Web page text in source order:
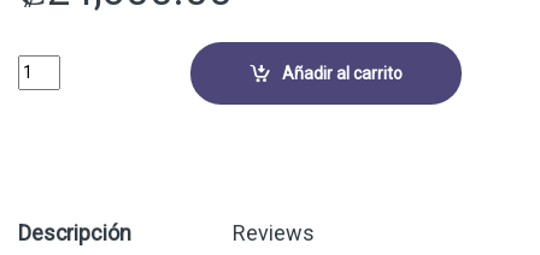
ADAPTADOR TP LINK ARCHER T9UH(US) AC1900 USB 3.0 5GHZ
Añadir al carrito
Descripción Reviews